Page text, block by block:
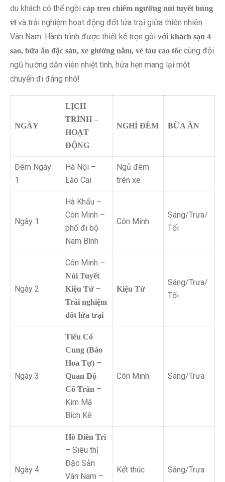
du khách có thể ngồi cáp treo chiêm ngưỡng núi tuyết hùng
vĩvà trải nghiệm hoạt động đốt lửa trại giữa thiên nhiên
Vân Nam. Hành trình được thiết kế trọn gói với khách sạn 4
sao, bữa ăn đặc sản, xe giường nằm, vé tàu cao tốc cùng đội
ngũ hướng dẫn viên nhiệt tình, hứa hẹn mang lại một
chuyến đi đáng nhớ!
NGÀY
LỊCH
TRÌNH –
HOẠT
ĐỘNG
NGHỈ ĐÊM BỮA ĂN
Đêm Ngày
1
Hà Nội –
Lào Cai
Ngủ đêm
trên xe
Ngày 1
Hà Khẩu –
Côn Minh –
phố đi bộ
Nam Bình
Côn Minh
Sáng/Trưa/
Tối
Ngày 2
Côn Minh –
Núi Tuyết
Kiệu Tử –
Trải nghiệm
đốt lửa trại
Kiệu Tử
Sáng/Trưa/
Tối
Ngày 3
Tiểu Cố
Cung (Bảo
Hoa Tự) –
Quan Độ
Cổ Trấn –
Kim Mã
Bích Kê
Côn Minh Sáng/Trưa
Ngày 4
Hồ Điền Trì
– Siêu thị
Đặc Sản
Vân Nam –
Kết thúc Sáng/Trưa